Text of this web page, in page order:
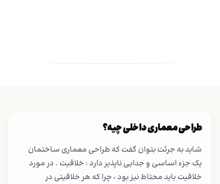
طراحی معماری داخلی چیه؟
شاید به جرئت بتوان گفت که طراحی معماری ساختمان
یک جزء اساسی و جدایی ناپذیر دارد : خلاقیت . در مورد
خلاقیت باید محتاط نیز بود ، چرا که هر خلاقیتی در